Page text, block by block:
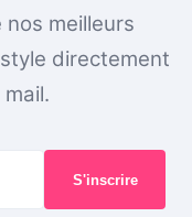
nos meilleurs
directement
S'inscrire